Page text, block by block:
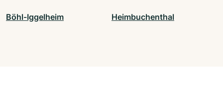
Böhl-Iggelheim Heimbuchenthal